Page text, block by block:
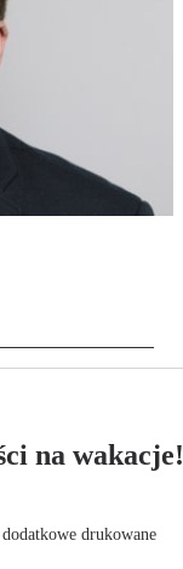
na wakacje!
drukowane